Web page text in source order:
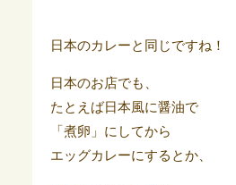
日本のカレーと同じですね！
日本のお店でも、
たとえば日本風に醤油で
「煮卵」にしてから
エッグカレーにするとか、